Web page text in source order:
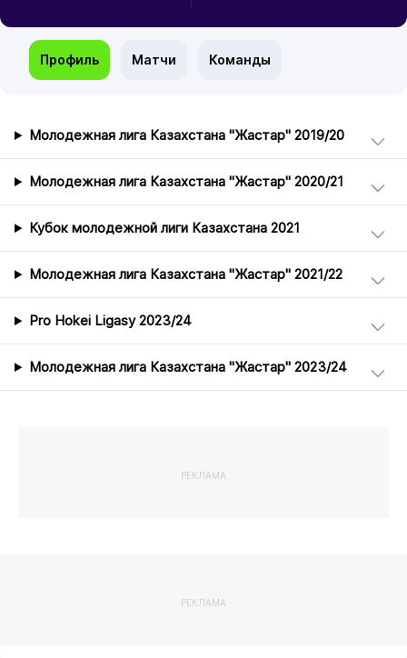
Профиль Матчи Команды
Молодежная лига Казахстана "Жастар" 2019/20
Молодежная лига Казахстана "Жастар" 2020/21
Кубок молодежной лиги Казахстана 2021
Молодежная лига Казахстана "Жастар" 2021/22
Pro Hokei Ligasy 2023/24
Молодежная лига Казахстана "Жастар" 2023/24
РЕКЛАМА
РЕКЛАМА